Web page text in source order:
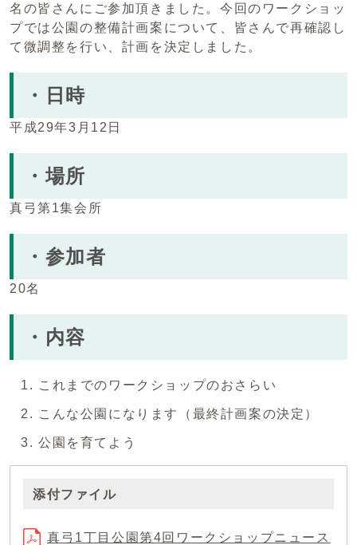
名の皆さんにご参加頂きました。今回のワークショッ
プでは公園の整備計画案について、皆さんで再確認し
て微調整を行い、計画を決定しました。
・日時
平成29年3月12日
・場所
真弓第1集会所
・参加者
20名
・内容
これまでのワークショップのおさらい
こんな公園になります（最終計画案の決定）
公園を育てよう
添付ファイル
真弓1丁目公園第4回ワークショップニュース